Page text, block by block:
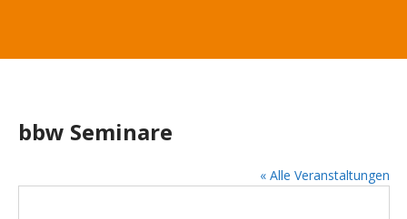
bbw Seminare
« Alle Veranstaltungen